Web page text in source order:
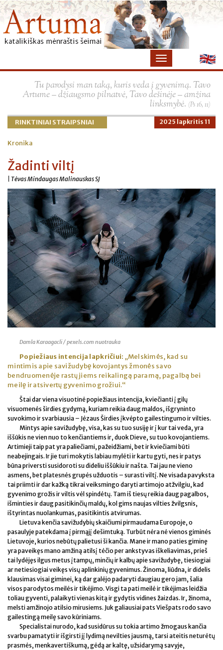
Tu parodysi man taką, kuris veda į gyvenimą. Tavo
Artume – džiaugsmo pilnatvė, Tavo dešinėje – amžina
linksmybė. (Ps 16, 11)
RINKTINIAI STRAIPSNIAI 2025 lapkritis 11
Kronika
Žadinti viltį
| Tėvas Mindaugas Malinauskas SJ
Damla Karaagacli / pexels.com nuotrauka
Popiežiaus intencija lapkričiui: „Melskimės, kad su
mintimis apie savižudybę kovojantys žmonės savo
bendruomenėje rastų jiems reikalingą paramą, pagalbą bei
meilę ir atsivertų gyvenimo grožiui.“
Štai dar viena visuotinė popiežiaus intencija, kviečianti į gilų
visuomenės širdies gydymą, kuriam reikia daug maldos, išgryninto
suvokimo ir svarbiausia – Jėzaus Širdies įkvėpto gailestingumo ir vilties.
Mintys apie savižudybę, visa, kas su tuo susiję ir į kur tai veda, yra
iššūkis ne vien nuo to kenčiantiems ir, duok Dieve, su tuo kovojantiems.
Artimieji taip pat yra paliečiami, pažeidžiami, bet ir kviečiami būti
neabejingais. Ir jie turi mokytis labiau mylėti ir kartu gyti, nes ir patys
būna priversti susidoroti su dideliu iššūkiu ir našta. Tai jau ne vieno
asmens, bet platesnės grupės užduotis – surasti viltį. Ne visada pavyksta
tai priimti ir dar kažką tikrai veiksmingo daryti artimojo atžvilgiu, kad
gyvenimo grožis ir viltis vėl spindėtų. Tam iš tiesų reikia daug pagalbos,
išminties ir daug pasitikinčių maldų, kol gims naujas vilties žvilgsnis,
ištyrintas nuolankumas, pasitikintis atvirumas.
Lietuva kenčia savižudybių skaičiumi pirmaudama Europoje, o
pasaulyje patekdama į pirmąjį dešimtuką. Turbūt nėra nė vienos giminės
Lietuvoje, kurios nebūtų palietusi ši kančia. Mane ir mano paties giminę
yra paveikęs mano amžiną atilsį tėčio per ankstyvas iškeliavimas, prieš
tai lydėjęs ilgus metus įtampų, minčių ir kalbų apie savižudybę, tiesiogiai
ar netiesiogiai veikęs visų aplinkinių gyvenimus. Žinoma, liūdna, ir didelis
klausimas visai giminei, ką dar galėjo padaryti daugiau gero jam, šalia
visos parodytos meilės ir tikėjimo. Visgi ta pati meilė ir tikėjimas leidžia
toliau gyventi, palaikyti vienas kitą ir gydytis vidines žaizdas. Ir, žinoma,
melsti amžinojo atilsio mirusiems. Juk galiausiai pats Viešpats rodo savo
gailestingą meilę savo kūriniams.
Specialistai nurodo, kad susidūrus su tokia artimo žmogaus kančia
svarbu pamatyti ir išgirsti jį lydimą nevilties jausmą, tarsi ateitis neturėtų
prasmės, menkavertiškumą, gėdą ar kaltę, užsidarymą savyje,
×